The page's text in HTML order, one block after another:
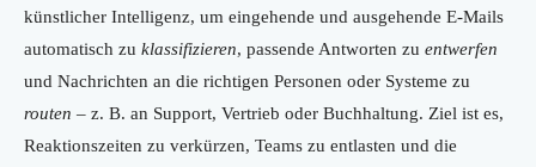
künstlicher Intelligenz, um eingehende und ausgehende E-Mails
automatisch zu klassifizieren, passende Antworten zu entwerfen
und Nachrichten an die richtigen Personen oder Systeme zu
routen – z. B. an Support, Vertrieb oder Buchhaltung. Ziel ist es,
Reaktionszeiten zu verkürzen, Teams zu entlasten und die